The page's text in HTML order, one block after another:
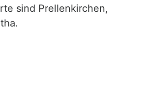
sind Prellenkirchen,